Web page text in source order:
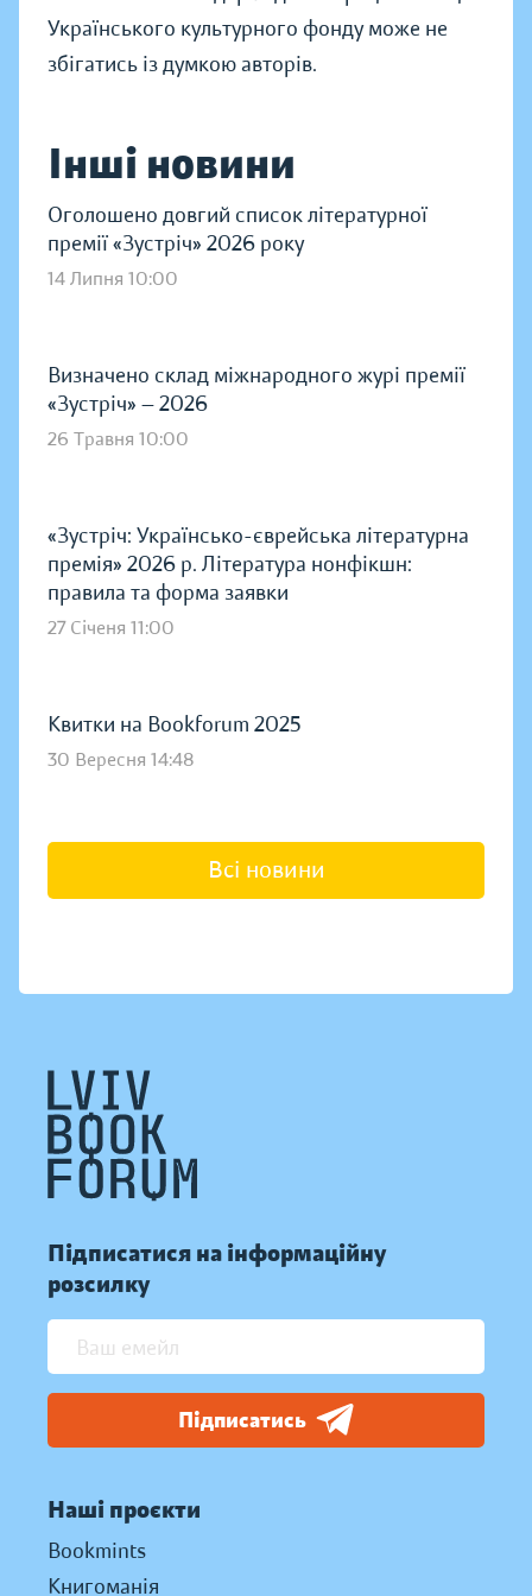
Українського культурного фонду може не
збігатись із думкою авторів.
Інші новини
Оголошено довгий список літературної
премії «Зустріч» 2026 року
14 Липня 10:00
Визначено склад міжнародного журі премії
«Зустріч» — 2026
26 Травня 10:00
«Зустріч: Українсько-єврейська літературна
премія» 2026 р. Література нонфікшн:
правила та форма заявки
27 Січеня 11:00
Квитки на Bookforum 2025
30 Вересня 14:48
Всі новини
Підписатися на інформаційну
розсилку
Підписатись
Наші проєкти
Bookmints
Книгоманія